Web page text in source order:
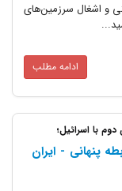
و اشغال سرزمین‌های
ادامه مطلب
با اسرائیل؛
پنهانی - ایران